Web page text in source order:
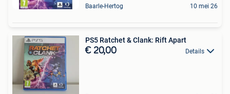
Baarle-Hertog 10 mei 26
PS5 Ratchet & Clank: Rift Apart
€ 20,00 Details